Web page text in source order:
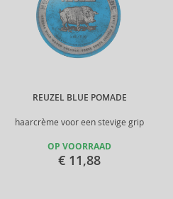
REUZEL BLUE POMADE
haarcrème voor een stevige grip
OP VOORRAAD
€ 11,88